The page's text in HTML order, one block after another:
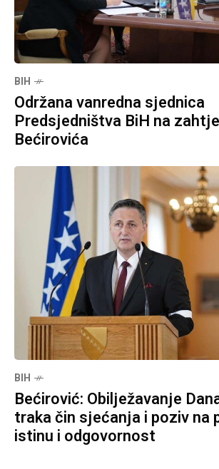
BIH
Održana vanredna sjednica
Predsjedništva BiH na
Bećirovića
BIH
Bećirović: Obilježavanje
traka čin sjećanja i poziv na
istinu i odgovornost